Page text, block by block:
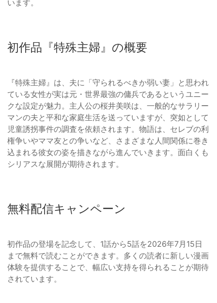
います。
初作品『特殊主婦』の概要
『特殊主婦』は、夫に「守られるべきか弱い妻」と思われ
ている女性が実は元・世界最強の傭兵であるというユニー
クな設定が魅力。主人公の桜井美咲は、一般的なサラリー
マンの夫と平和な家庭生活を送っていますが、突如として
児童誘拐事件の調査を依頼されます。物語は、セレブの利
権争いやママ友との争いなど、さまざまな人間関係に巻き
込まれる彼女の姿を描きながら進んでいきます。面白くも
シリアスな展開が期待されます。
無料配信キャンペーン
初作品の登場を記念して、1話から5話を2026年7月15日
まで無料で読むことができます。多くの読者に新しい漫画
体験を提供することで、幅広い支持を得られることが期待
されています。